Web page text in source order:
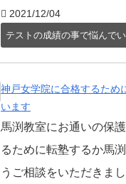
2021/12/04
テストの成績の事で悩んで
神戸女学院に合格するため
います
馬渕教室にお通いの保
るために転塾するか馬
うご相談をいただきま